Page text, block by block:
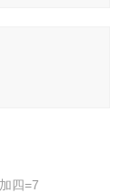
四=7